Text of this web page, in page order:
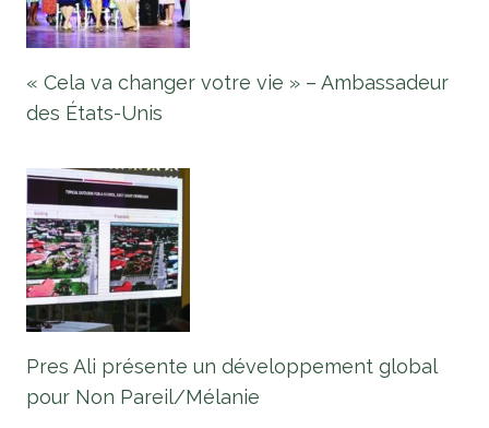
« Cela va changer votre vie » – Ambassadeur
des États-Unis
Pres Ali présente un développement global
pour Non Pareil/Mélanie